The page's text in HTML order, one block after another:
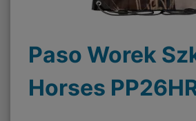
Paso Worek
Horses